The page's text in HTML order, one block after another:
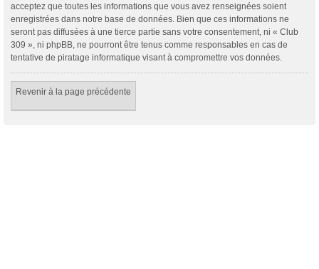
acceptez que toutes les informations que vous avez renseignées soient
enregistrées dans notre base de données. Bien que ces informations ne
seront pas diffusées à une tierce partie sans votre consentement, ni « Club
309 », ni phpBB, ne pourront être tenus comme responsables en cas de
tentative de piratage informatique visant à compromettre vos données.
Revenir à la page précédente